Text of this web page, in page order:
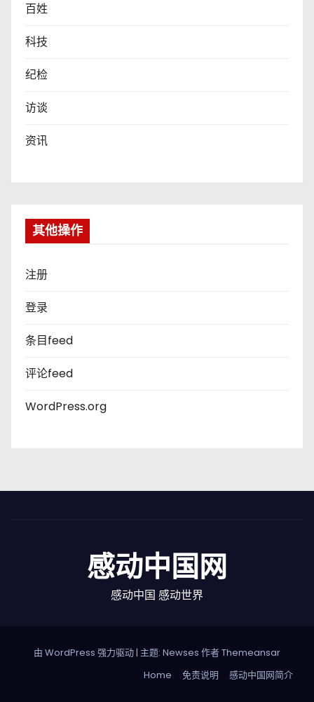
百姓
科技
纪检
访谈
资讯
其他操作
注册
登录
条目feed
评论feed
WordPress.org
感动中国网
感动中国 感动世界
由 WordPress 强力驱动| 主题: Newses 作者Themeansar
Home
免责说明 感动中国网简介